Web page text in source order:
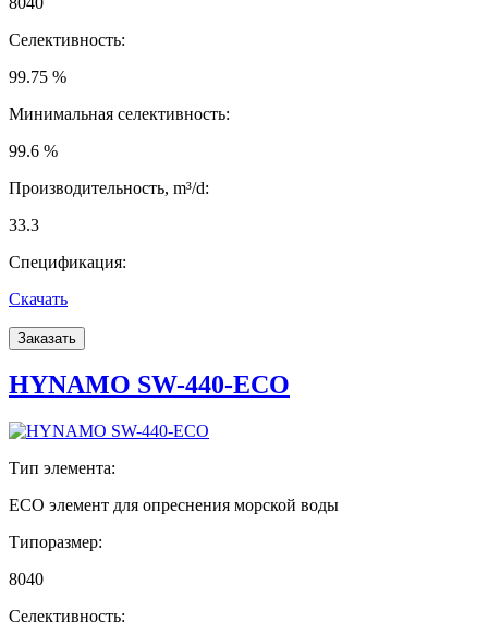
Селективность:
99.75 %
Минимальная селективность:
99.6 %
Производительность, m³/d:
33.3
Спецификация:
Скачать
Заказать
HYNAMO SW-440-ECO
Тип элемента:
ECO элемент для опреснения морской воды
Типоразмер:
8040
Селективность: